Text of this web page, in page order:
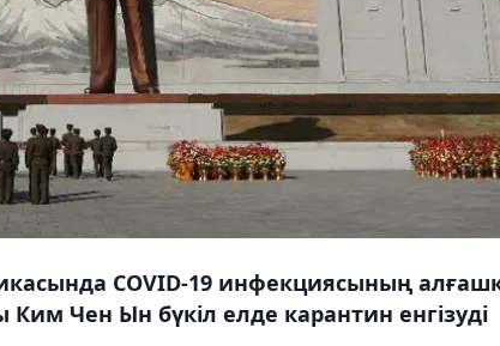
COVID-19 инфекциясының
Чен Ын бүкіл елде карантин енгізуді